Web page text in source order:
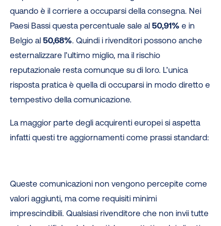
quando è il corriere a occuparsi della consegna. Nei
Paesi Bassi questa percentuale sale al50,91% e in
Belgio al50,68%. Quindi i rivenditori possono anche
esternalizzare l’ultimo miglio, ma il rischio
reputazionale resta comunque su di loro. L’unica
risposta pratica è quella di occuparsi in modo diretto e
tempestivo della comunicazione.
La maggior parte degli acquirenti europei si aspetta
infatti questi tre aggiornamenti come prassi standard:
Queste comunicazioni non vengono percepite come
valori aggiunti, ma come requisiti minimi
imprescindibili. Qualsiasi rivenditore che non invii tutte